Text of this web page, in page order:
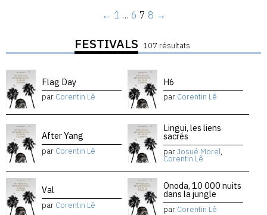
← 1 … 6 7 8 →
FESTIVALS 107 résultats
Flag Day
par Corentin Lê
H6
par Corentin Lê
After Yang
par Corentin Lê
Lingui, les liens
sacrés
parJosué Morel,
Corentin Lê
Val
par Corentin Lê
Onoda, 10 000 nuits
dans la jungle
par Corentin Lê